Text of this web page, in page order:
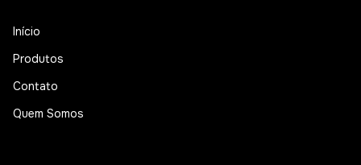
Início
Produtos
Contato
Quem Somos